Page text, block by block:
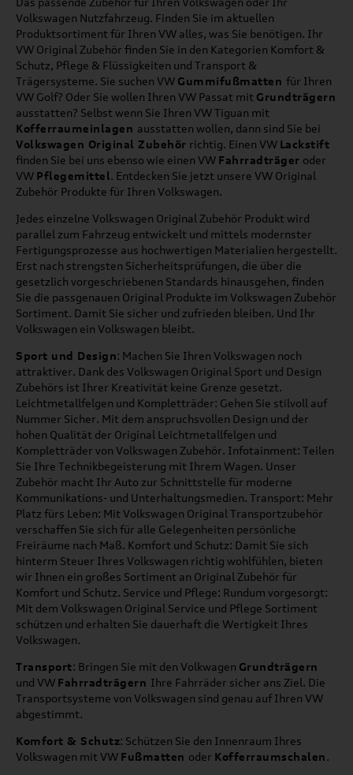
Volkswagen Nutzfahrzeug. Finden Sie im aktuellen
Produktsortiment für Ihren VW alles, was Sie benötigen. Ihr
VW Original Zubehör finden Sie in den Kategorien Komfort &
Schutz, Pflege & Flüssigkeiten und Transport &
Trägersysteme. Sie suchen VW Gummifußmatten für Ihren
VW Golf? Oder Sie wollen Ihren VW Passat mit Grundträgern
ausstatten? Selbst wenn Sie Ihren VW Tiguan mit
Kofferraumeinlagen ausstatten wollen, dann sind Sie bei
Volkswagen Original Zubehör richtig. Einen VW Lackstift
finden Sie bei uns ebenso wie einen VW Fahrradträger oder
VW Pflegemittel. Entdecken Sie jetzt unsere VW Original
Zubehör Produkte für Ihren Volkswagen.
Jedes einzelne Volkswagen Original Zubehör Produkt wird
parallel zum Fahrzeug entwickelt und mittels modernster
Fertigungsprozesse aus hochwertigen Materialien hergestellt.
Erst nach strengsten Sicherheitsprüfungen, die über die
gesetzlich vorgeschriebenen Standards hinausgehen, finden
Sie die passgenauen Original Produkte im Volkswagen Zubehör
Sortiment. Damit Sie sicher und zufrieden bleiben. Und Ihr
Volkswagen ein Volkswagen bleibt.
Sport und Design: Machen Sie Ihren Volkswagen noch
attraktiver. Dank des Volkswagen Original Sport und Design
Zubehörs ist Ihrer Kreativität keine Grenze gesetzt.
Leichtmetallfelgen und Kompletträder: Gehen Sie stilvoll auf
Nummer Sicher. Mit dem anspruchsvollen Design und der
hohen Qualität der Original Leichtmetallfelgen und
Kompletträder von Volkswagen Zubehör. Infotainment: Teilen
Sie Ihre Technikbegeisterung mit Ihrem Wagen. Unser
Zubehör macht Ihr Auto zur Schnittstelle für moderne
Kommunikations- und Unterhaltungsmedien. Transport: Mehr
Platz fürs Leben: Mit Volkswagen Original Transportzubehör
verschaffen Sie sich für alle Gelegenheiten persönliche
Freiräume nach Maß. Komfort und Schutz: Damit Sie sich
hinterm Steuer Ihres Volkswagen richtig wohlfühlen, bieten
wir Ihnen ein großes Sortiment an Original Zubehör für
Komfort und Schutz. Service und Pflege: Rundum vorgesorgt:
Mit dem Volkswagen Original Service und Pflege Sortiment
schützen und erhalten Sie dauerhaft die Wertigkeit Ihres
Volkswagen.
Transport: Bringen Sie mit den Volkwagen Grundträgern
und VW Fahrradträgern Ihre Fahrräder sicher ans Ziel. Die
Transportsysteme von Volkswagen sind genau auf Ihren VW
abgestimmt.
Komfort & Schutz: Schützen Sie den Innenraum Ihres
Volkswagen mit VW Fußmatten oder Kofferraumschalen.